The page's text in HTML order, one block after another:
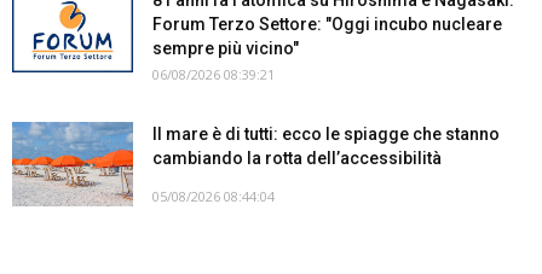
Forum Terzo Settore: "Oggi incubo nucleare
sempre più vicino"
06/08/2026 08:39:21
Il mare è di tutti: ecco le spiagge che stanno
cambiando la rotta dell’accessibilità
05/08/2026 08:44:04